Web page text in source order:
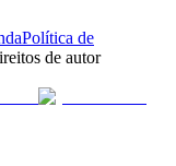
Política de
de autor